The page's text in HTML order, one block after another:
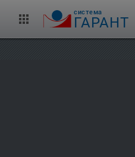
cистема
ГАРАНТ